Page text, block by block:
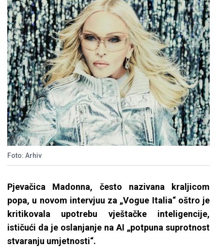
Foto: Arhiv
Pjevačica Madonna, često nazivana kraljicom
popa, u novom intervjuu za „Vogue Italia“ oštro je
kritikovala upotrebu vještačke inteligencije,
ističući da je oslanjanje na AI „potpuna suprotnost
stvaranju umjetnosti“.